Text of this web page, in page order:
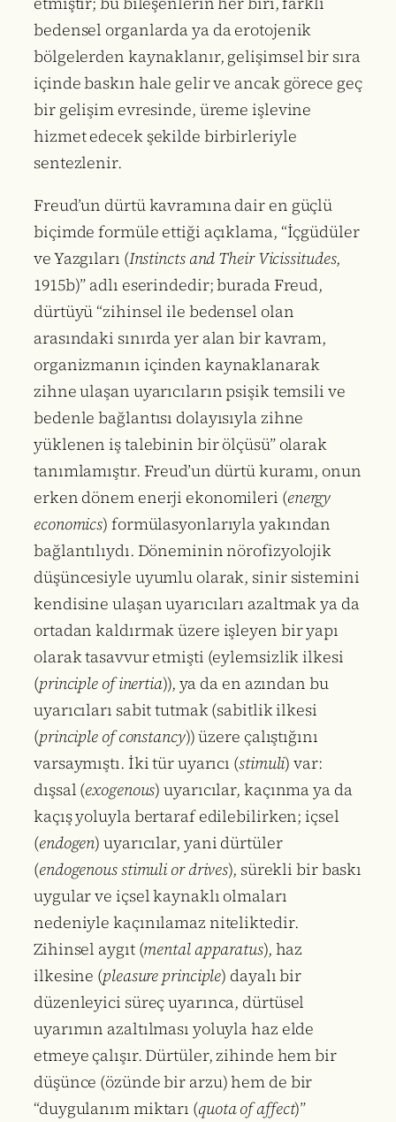
bedensel organlarda ya da erotojenik
bölgelerden kaynaklanır, gelişimsel bir sıra
içinde baskın hale gelir ve ancak görece geç
bir gelişim evresinde, üreme işlevine
hizmet edecek şekilde birbirleriyle
sentezlenir.
Freud’un dürtü kavramına dair en güçlü
biçimde formüle ettiği açıklama, “İçgüdüler
ve Yazgıları (Instincts and Their Vicissitudes,
1915b)” adlı eserindedir; burada Freud,
dürtüyü “zihinsel ile bedensel olan
arasındaki sınırda yer alan bir kavram,
organizmanın içinden kaynaklanarak
zihne ulaşan uyarıcıların psişik temsili ve
bedenle bağlantısı dolayısıyla zihne
yüklenen iş talebinin bir ölçüsü” olarak
tanımlamıştır. Freud’un dürtü kuramı, onun
erken dönem enerji ekonomileri (energy
economics) formülasyonlarıyla yakından
bağlantılıydı. Döneminin nörofizyolojik
düşüncesiyle uyumlu olarak, sinir sistemini
kendisine ulaşan uyarıcıları azaltmak ya da
ortadan kaldırmak üzere işleyen bir yapı
olarak tasavvur etmişti (eylemsizlik ilkesi
(principle of inertia)), ya da en azından bu
uyarıcıları sabit tutmak (sabitlik ilkesi
(principle of constancy)) üzere çalıştığını
varsaymıştı. İki tür uyarıcı (stimuli) var:
dışsal (exogenous) uyarıcılar, kaçınma ya da
kaçış yoluyla bertaraf edilebilirken; içsel
(endogen) uyarıcılar, yani dürtüler
(endogenous stimuli or drives), sürekli bir baskı
uygular ve içsel kaynaklı olmaları
nedeniyle kaçınılamaz niteliktedir.
Zihinsel aygıt (mental apparatus), haz
ilkesine (pleasure principle) dayalı bir
düzenleyici süreç uyarınca, dürtüsel
uyarımın azaltılması yoluyla haz elde
etmeye çalışır. Dürtüler, zihinde hem bir
düşünce (özünde bir arzu) hem de bir
“duygulanım miktarı (quota of affect)”